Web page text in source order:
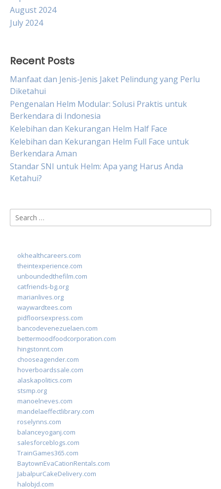
August 2024
July 2024
Recent Posts
Manfaat dan Jenis-Jenis Jaket Pelindung yang Perlu
Diketahui
Pengenalan Helm Modular: Solusi Praktis untuk
Berkendara di Indonesia
Kelebihan dan Kekurangan Helm Half Face
Kelebihan dan Kekurangan Helm Full Face untuk
Berkendara Aman
Standar SNI untuk Helm: Apa yang Harus Anda
Ketahui?
Search
for:
okhealthcareers.com
theintexperience.com
unboundedthefilm.com
catfriends-bg.org
marianlives.org
waywardtees.com
pidfloorsexpress.com
bancodevenezuelaen.com
bettermoodfoodcorporation.com
hingstonnt.com
chooseagender.com
hoverboardssale.com
alaskapolitics.com
stsmp.org
manoelneves.com
mandelaeffectlibrary.com
roselynns.com
balanceyoganj.com
salesforceblogs.com
TrainGames365.com
BaytownEvaCationRentals.com
JabalpurCakeDelivery.com
halobjd.com